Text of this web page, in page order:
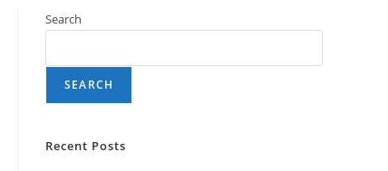
Search
SEARCH
Recent Posts